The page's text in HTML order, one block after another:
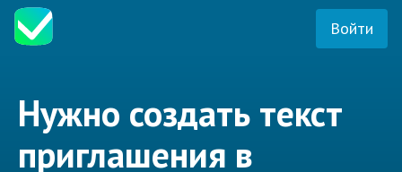
Войти
Нужно создать текст
приглашения в